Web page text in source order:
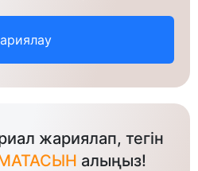
жариялап, тегін
алыңыз!